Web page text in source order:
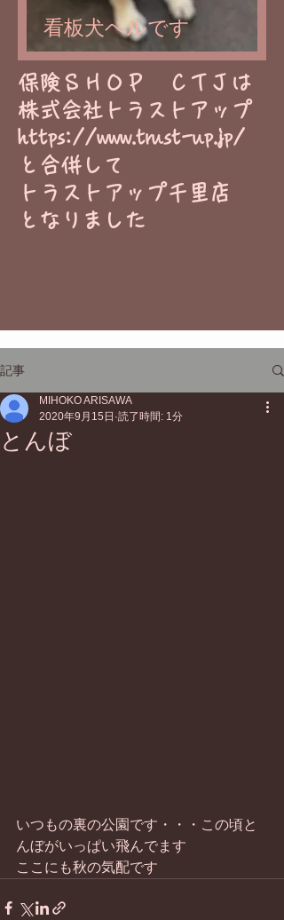
看板犬ベルです
​保険ＳＨＯＰ ＣＴＪは
株式会社トラストアップ
https://www.trust-up.jp/
と合併して
トラストアップ千里店
​となりました
記事
とんぼ
MIHOKO ARISAWA
2020年9月15日 読了時間: 1分
いつもの裏の公園です・・・この頃と
んぼがいっぱい飛んでます
ここにも秋の気配です